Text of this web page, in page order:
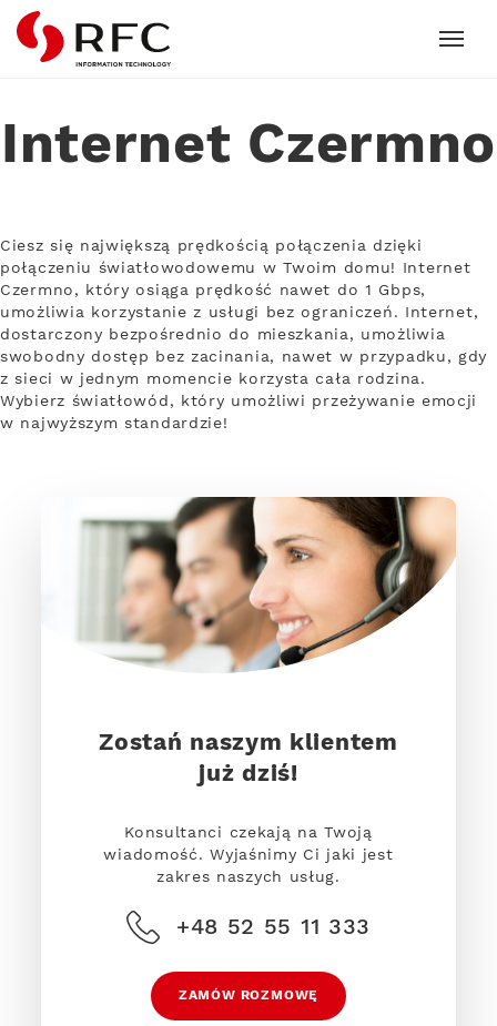
RFC
Internet Czermno
Ciesz się największą prędkością połączenia dzięki
połączeniu światłowodowemu w Twoim domu! Internet
Czermno, który osiąga prędkość nawet do 1 Gbps,
umożliwia korzystanie z usługi bez ograniczeń. Internet,
dostarczony bezpośrednio do mieszkania, umożliwia
swobodny dostęp bez zacinania, nawet w przypadku, gdy
z sieci w jednym momencie korzysta cała rodzina.
Wybierz światłowód, który umożliwi przeżywanie emocji
w najwyższym standardzie!
Zostań naszym klientem
już dziś!
Konsultanci czekają na Twoją
wiadomość. Wyjaśnimy Ci jaki jest
zakres naszych usług.
+48 52 55 11 333
ZAMÓW ROZMOWĘ